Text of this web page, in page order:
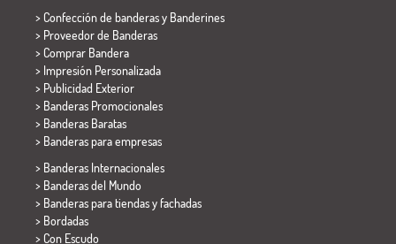
> Confección de banderas y Banderines
> Proveedor de Banderas
> Comprar Bandera
> Impresión Personalizada
> Publicidad Exterior
> Banderas Promocionales
> Banderas Baratas
> Banderas para empresas
> Banderas Internacionales
> Banderas del Mundo
> Banderas para tiendas y fachadas
> Bordadas
> Con Escudo